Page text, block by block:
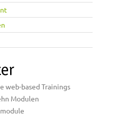
web-based Trainings
Modulen